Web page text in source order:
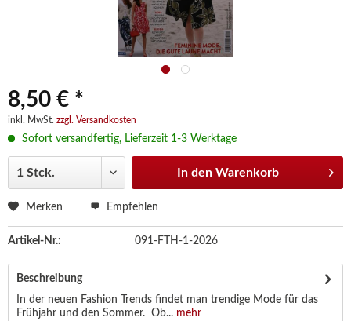
8,50 € *
inkl. MwSt. zzgl. Versandkosten
Sofort versandfertig, Lieferzeit 1-3 Werktage
In den Warenkorb
Merken Empfehlen
Artikel-Nr.: 091-FTH-1-2026
Beschreibung
In der neuen Fashion Trends findet man trendige Mode für das
Frühjahr und den Sommer. Ob... mehr